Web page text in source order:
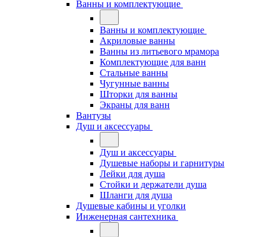
Ванны и комплектующие
Ванны и комплектующие
Акриловые ванны
Ванны из литьевого мрамора
Комплектующие для ванн
Стальные ванны
Чугунные ванны
Шторки для ванны
Экраны для ванн
Вантузы
Душ и аксессуары
Душ и аксессуары
Душевые наборы и гарнитуры
Лейки для душа
Стойки и держатели душа
Шланги для душа
Душевые кабины и уголки
Инженерная сантехника